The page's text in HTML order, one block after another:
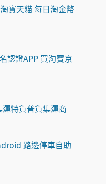
寶天貓 每日淘金幣
認證APP 買淘寶京
運特貨普貨集運商
路邊停車自助